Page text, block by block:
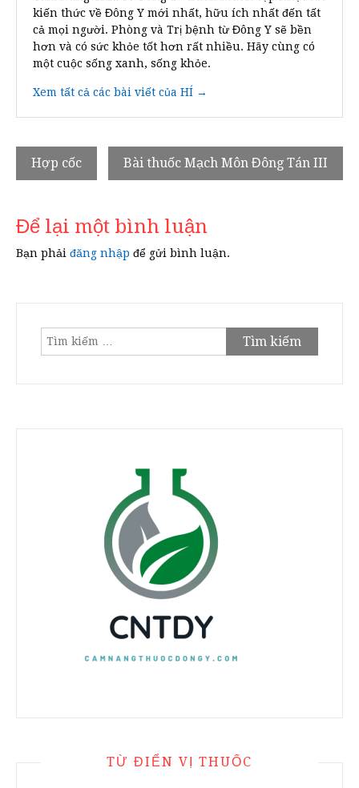
kiến thức về Đông Y mới nhất, hữu ích nhất đến tất
cả mọi người. Phòng và Trị bệnh từ Đông Y sẽ bền
hơn và có sức khỏe tốt hơn rất nhiều. Hãy cùng có
một cuộc sống xanh, sống khỏe.
Xem tất cả các bài viết của HÍ →
Điều
hướng
bài
viết
Hợp cốc Bài thuốc Mạch Môn Đông Tán III
Để lại một bình luận
Bạn phải đăng nhập để gửi bình luận.
Tìm
TỪ ĐIỂN VỊ THUỐC